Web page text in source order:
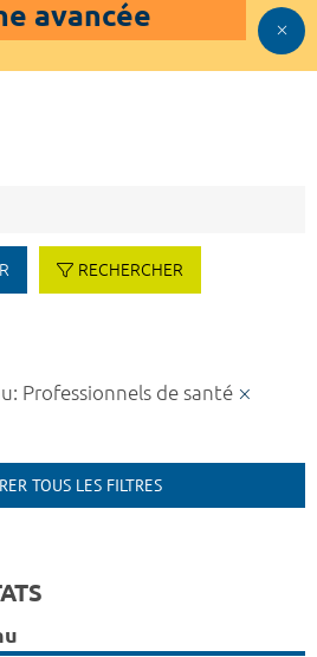
avancée
RECHERCHER
Professionnels de santé
TOUS LES FILTRES